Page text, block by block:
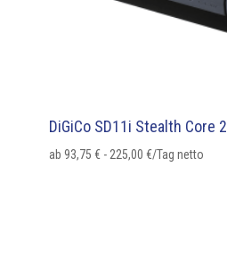
DiGiCo SD11i Stealth Core 2
ab 93,75 €- 225,00 €/Tag netto